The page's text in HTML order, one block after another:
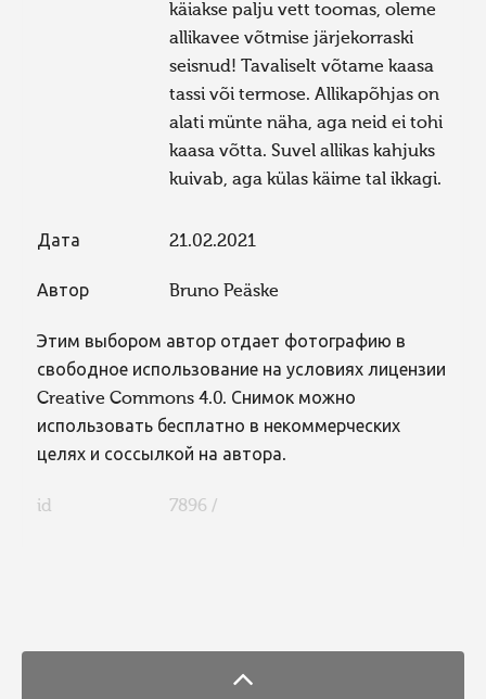
käiakse palju vett toomas, oleme
allikavee võtmise järjekorraski
seisnud! Tavaliselt võtame kaasa
tassi või termose. Allikapõhjas on
alati münte näha, aga neid ei tohi
kaasa võtta. Suvel allikas kahjuks
kuivab, aga külas käime tal ikkagi.
Дата 21.02.2021
Автор Bruno Peäske
Этим выбором автор отдает фотографию в
свободное использование на условиях лицензии
Creative Commons 4.0. Снимок можно
использовать бесплатно в некоммерческих
целях и соссылкой на автора.
id 7896 /